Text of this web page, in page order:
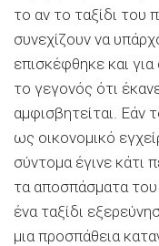
το αν το ταξίδι του
συνεχίζουν να
επισκέφθηκε και
το γεγονός ότι
αμφισβητείται. Εάν
ως οικονομικό
σύντομα έγινε
τα αποσπάσματα του
ένα ταξίδι
μια προσπάθεια